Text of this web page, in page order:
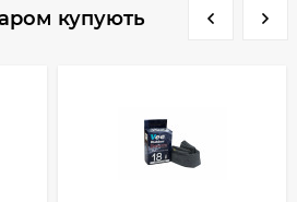
купують